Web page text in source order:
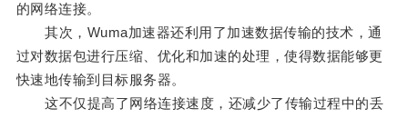
的网络连接。
其次，Wuma加速器还利用了加速数据传输的技术，通
过对数据包进行压缩、优化和加速的处理，使得数据能够更
快速地传输到目标服务器。
这不仅提高了网络连接速度，还减少了传输过程中的丢